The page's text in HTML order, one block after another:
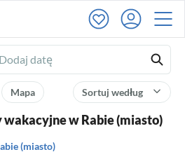
Sortuj według
Mapa
w Rabie (miasto)
(miasto)